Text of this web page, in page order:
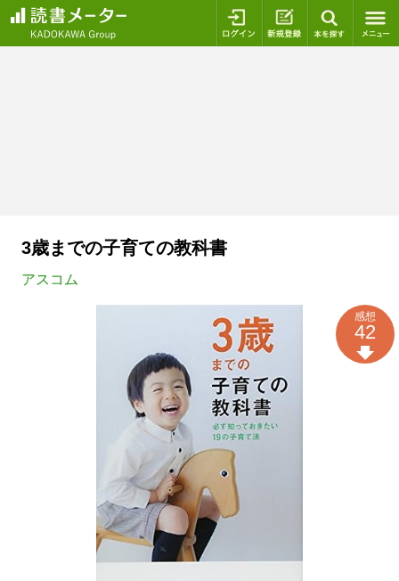
ログイン 新規登録
3歳までの子育ての教科書
アスコム
感想
42